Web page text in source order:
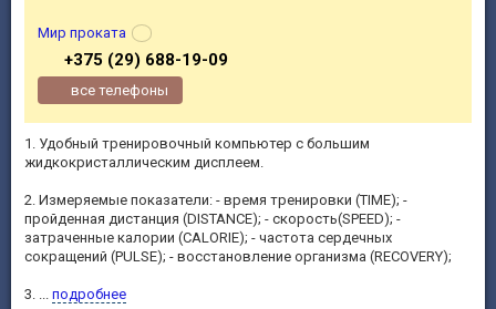
1. Удобный тренировочный компьютер с большим
жидкокристаллическим дисплеем.
2. Измеряемые показатели: - время тренировки (TIME); -
пройденная дистанция (DISTANCE); - скорость(SPEED); -
затраченные калории (CALORIE); - частота сердечных
сокращений (PULSE); - восстановление организма (RECOVERY);
3. ... подробнее
Мир проката
+375 (29) 688-19-09
все телефоны